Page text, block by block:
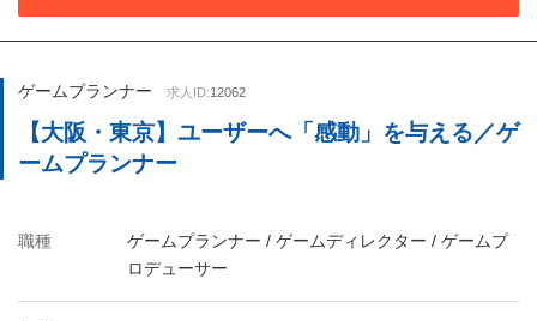
ゲームプランナー 求人ID:12062
【大阪・東京】ユーザーへ「感動」を与える／ゲ
ームプランナー
職種
ゲームプランナー / ゲームディレクター / ゲームプ
ロデューサー